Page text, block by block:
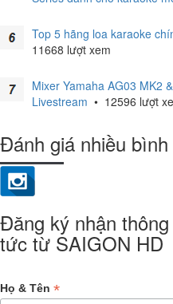
Top 5 hãng loa karaoke
11668 lượt xem
Mixer Yamaha AG03 MK2
Livestream • 12596 lượt
Đánh giá nhiều
Đăng ký nhận
tức từ SAIGON HD
Họ & Tên *